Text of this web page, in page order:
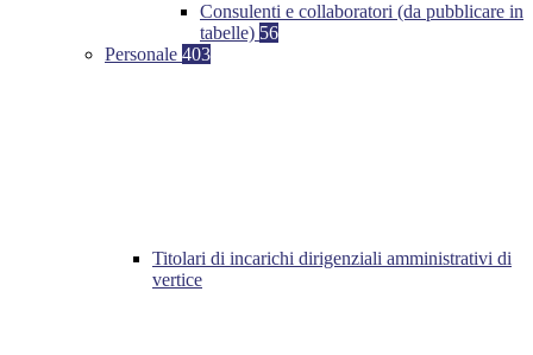
Consulenti e collaboratori (da pubblicare in
tabelle) 56
Personale 403
Titolari di incarichi dirigenziali amministrativi di
vertice